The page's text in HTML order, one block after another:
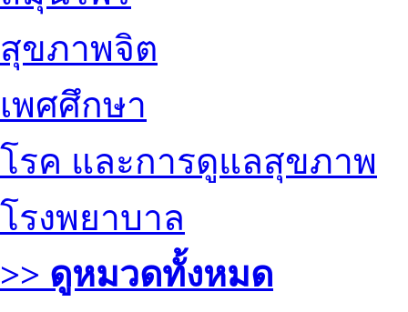
สุขภาพจิต
เพศศึกษา
โรค และการดูแลสุขภาพ
โรงพยาบาล
>> ดูหมวดทั้งหมด